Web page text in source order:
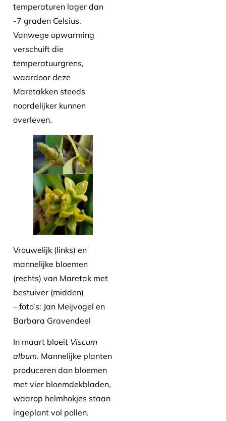
temperaturen lager dan
-7 graden Celsius.
Vanwege opwarming
verschuift die
temperatuurgrens,
waardoor deze
Maretakken steeds
noordelijker kunnen
overleven.
Vrouwelijk (links) en
mannelijke bloemen
(rechts) van Maretak met
bestuiver (midden)
– foto’s: Jan Meijvogel en
Barbara Gravendeel
In maart bloeit Viscum
album. Mannelijke planten
produceren dan bloemen
met vier bloemdekbladen,
waarop helmhokjes staan
ingeplant vol pollen.